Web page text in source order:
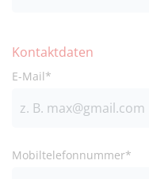
Kontaktdaten
E-Mail*
Mobiltelefonnummer*